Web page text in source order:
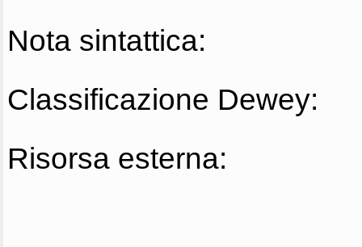
Nota sintattica:
Classificazione Dewey:
Risorsa esterna: